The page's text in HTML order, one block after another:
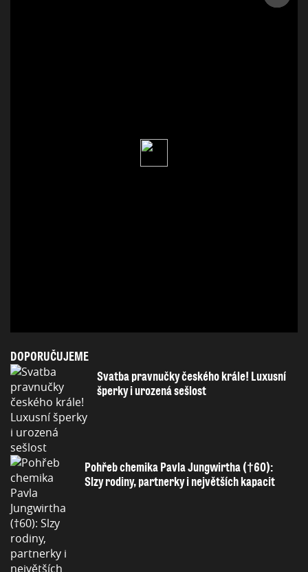
DOPORUČUJEME
Svatba pravnučky českého krále! Luxusní
šperky i urozená sešlost
Pohřeb chemika Pavla Jungwirtha (†60):
Slzy rodiny, partnerky i největších kapacit